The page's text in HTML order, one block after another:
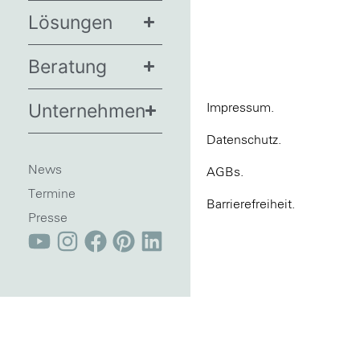
Lösungen
Beratung
Unternehmen
News
Termine
Presse
Impressum.
Datenschutz.
AGBs.
Barrierefreiheit.